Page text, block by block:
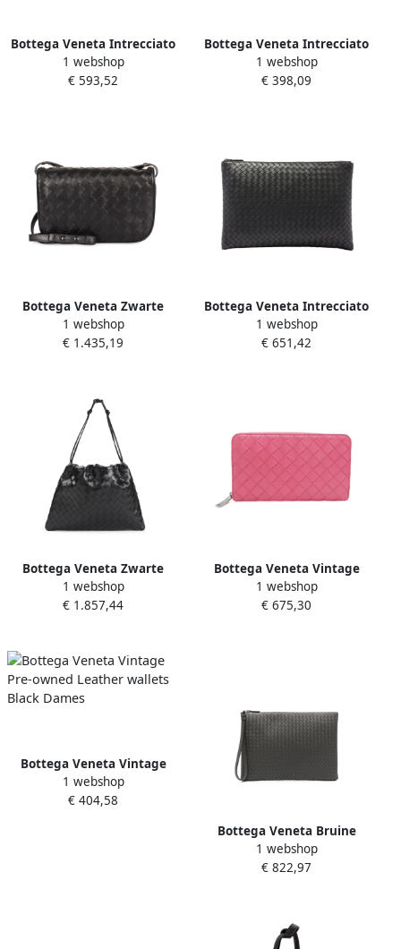
Bottega Veneta Intrecciato
Zip Around Portemonnee
voor Mannen Brown Dames
1 webshop
€ 593,52
Bottega Veneta Intrecciato
Bi-Fold Portemonnee voor
Mannen Brown Heren
1 webshop
€ 398,09
Bottega Veneta Zwarte
leren clutch tas Black
Dames
1 webshop
€ 1.435,19
Bottega Veneta Intrecciato
Clutch Tas voor Vrouwen
Brown Dames
1 webshop
€ 651,42
Bottega Veneta Zwarte
Clutch Tas Elegant Ontwerp
Black Dames
1 webshop
€ 1.857,44
Bottega Veneta Vintage
Pre-owned Leather wallets
Pink Dames
1 webshop
€ 675,30
Bottega Veneta Vintage
Pre-owned Leather wallets
Black Dames
1 webshop
€ 404,58
Bottega Veneta Bruine
aktetas voor mannen
Brown Heren
1 webshop
€ 822,97